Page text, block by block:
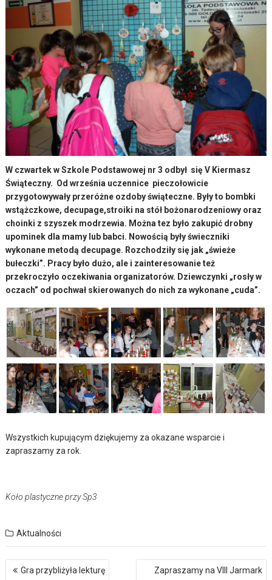
W czwartek w Szkole Podstawowej nr 3 odbył się V Kiermasz
Świąteczny. Od września uczennice pieczołowicie
przygotowywały przeróżne ozdoby świąteczne. Były to bombki
wstążczkowe, decupage,stroiki na stół bożonarodzeniowy oraz
choinki z szyszek modrzewia. Można tez było zakupić drobny
upominek dla mamy lub babci. Nowością były świeczniki
wykonane metodą decupage. Rozchodziły się jak „świeże
bułeczki”. Pracy było dużo, ale i zainteresowanie też
przekroczyło oczekiwania organizatorów. Dziewczynki „rosły w
oczach” od pochwał skierowanych do nich za wykonane „cuda”.
Wszystkich kupującym dziękujemy za okazane wsparcie i
zapraszamy za rok.
Koło plastyczne przy Sp3
Aktualności
Nawigacja
wpisu
Gra przybliżyła lekturę
Zapraszamy na VIII Jarmark